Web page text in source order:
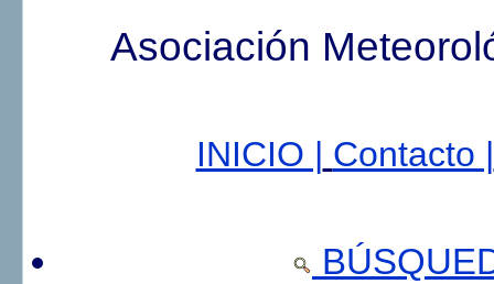
Asociación
INICIO | Contacto |